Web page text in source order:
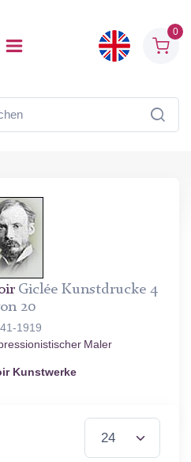
0
Giclée Kunstdrucke 4
20
1919
Maler
Kunstwerke
Items per Page